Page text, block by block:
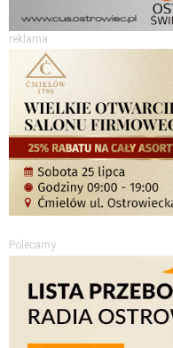
reklama
Polecamy